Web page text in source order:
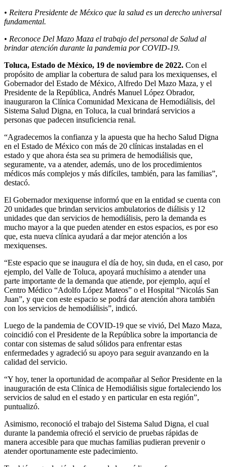
• Reitera Presidente de México que la salud es un derecho universal
fundamental.
• Reconoce Del Mazo Maza el trabajo del personal de Salud al
brindar atención durante la pandemia por COVID-19.
Toluca, Estado de México, 19 de noviembre de 2022. Con el
propósito de ampliar la cobertura de salud para los mexiquenses, el
Gobernador del Estado de México, Alfredo Del Mazo Maza, y el
Presidente de la República, Andrés Manuel López Obrador,
inauguraron la Clínica Comunidad Mexicana de Hemodiálisis, del
Sistema Salud Digna, en Toluca, la cual brindará servicios a
personas que padecen insuficiencia renal.
“Agradecemos la confianza y la apuesta que ha hecho Salud Digna
en el Estado de México con más de 20 clínicas instaladas en el
estado y que ahora ésta sea su primera de hemodiálisis que,
seguramente, va a atender, además, uno de los procedimientos
médicos más complejos y más difíciles, también, para las familias”,
destacó.
El Gobernador mexiquense informó que en la entidad se cuenta con
20 unidades que brindan servicios ambulatorios de diálisis y 12
unidades que dan servicios de hemodiálisis, pero la demanda es
mucho mayor a la que pueden atender en estos espacios, es por eso
que, esta nueva clínica ayudará a dar mejor atención a los
mexiquenses.
“Este espacio que se inaugura el día de hoy, sin duda, en el caso, por
ejemplo, del Valle de Toluca, apoyará muchísimo a atender una
parte importante de la demanda que atiende, por ejemplo, aquí el
Centro Médico “Adolfo López Mateos” o el Hospital “Nicolás San
Juan”, y que con este espacio se podrá dar atención ahora también
con los servicios de hemodiálisis”, indicó.
Luego de la pandemia de COVID-19 que se vivió, Del Mazo Maza,
coincidió con el Presidente de la República sobre la importancia de
contar con sistemas de salud sólidos para enfrentar estas
enfermedades y agradeció su apoyo para seguir avanzando en la
calidad del servicio.
“Y hoy, tener la oportunidad de acompañar al Señor Presidente en la
inauguración de esta Clínica de Hemodiálisis sigue fortaleciendo los
servicios de salud en el estado y en particular en esta región”,
puntualizó.
Asimismo, reconoció el trabajo del Sistema Salud Digna, el cual
durante la pandemia ofreció el servicio de pruebas rápidas de
manera accesible para que muchas familias pudieran prevenir o
atender oportunamente este padecimiento.